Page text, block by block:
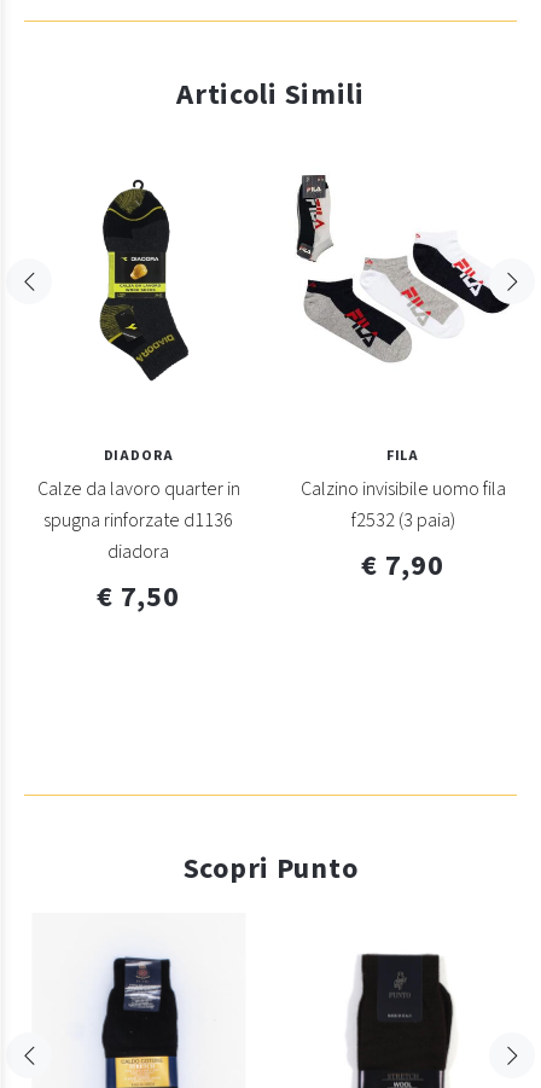
Articoli Simili
DIADORA
Calze da lavoro quarter in
spugna rinforzate d1136
diadora
€ 7,50
FILA
Calzino invisibile uomo fila
f2532 (3 paia)
€ 7,90
Scopri Punto